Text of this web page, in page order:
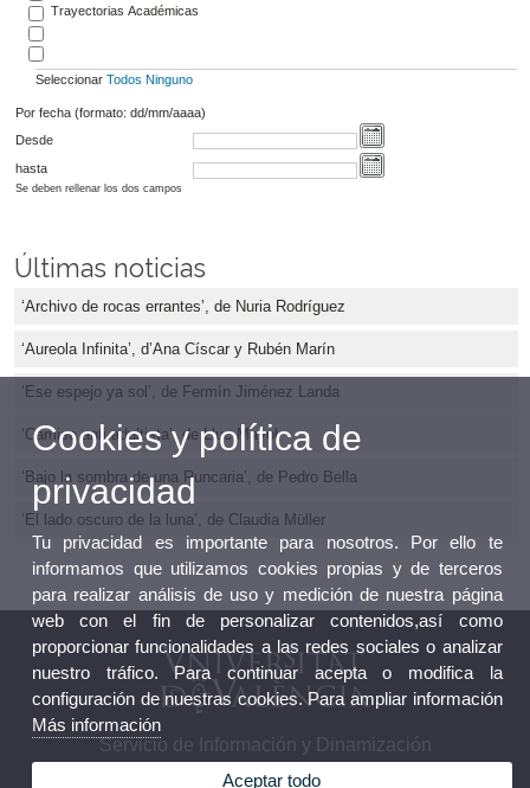
Trayectorias Académicas
Seleccionar Todos Ninguno
Por fecha (formato: dd/mm/aaaa)
Desde
hasta
Se deben rellenar los dos campos
Últimas noticias
‘Archivo de rocas errantes’, de Nuria Rodríguez
‘Aureola Infinita’, d’Ana Císcar y Rubén Marín
‘Ese espejo ya sol’, de Fermín Jiménez Landa
‘Camisa anti-adultista’, de Lluc Mayol
‘Bajo la sombra de una Runcaria’, de Pedro Bella
‘El lado oscuro de la luna’, de Claudia Müller
Servicio de Información y Dinamización
Cookies y política de
privacidad
Tu privacidad es importante para nosotros. Por ello te
informamos que utilizamos cookies propias y de terceros
para realizar análisis de uso y medición de nuestra página
web con el fin de personalizar contenidos,así como
proporcionar funcionalidades a las redes sociales o analizar
nuestro tráfico. Para continuar acepta o modifica la
configuración de nuestras cookies. Para ampliar información
Más información
Aceptar todo